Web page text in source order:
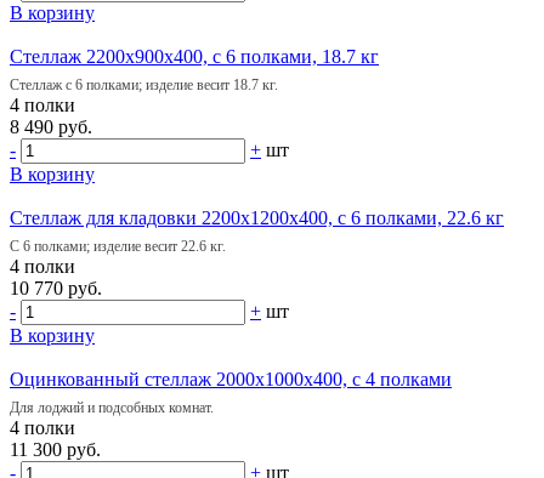
В корзину
Стеллаж 2200х900х400, с 6 полками, 18.7 кг
Стеллаж с 6 полками; изделие весит 18.7 кг.
4 полки
8 490 руб.
-
+ шт
В корзину
Стеллаж для кладовки 2200х1200х400, с 6 полками, 22.6 кг
С 6 полками; изделие весит 22.6 кг.
4 полки
10 770 руб.
-
+ шт
В корзину
Оцинкованный стеллаж 2000х1000х400, с 4 полками
Для лоджий и подсобных комнат.
4 полки
11 300 руб.
-
+ шт